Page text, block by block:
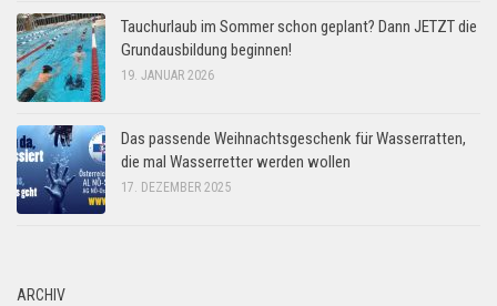
Tauchurlaub im Sommer schon geplant? Dann JETZT die
Grundausbildung beginnen!
19. JANUAR 2026
Das passende Weihnachtsgeschenk für Wasserratten,
die mal Wasserretter werden wollen
17. DEZEMBER 2025
ARCHIV